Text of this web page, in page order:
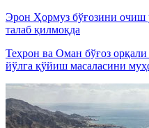
Эрон Ҳормуз бўғозини
талаб қилмоқда
Теҳрон ва Оман бўғоз
йўлга қўйиш масаласини